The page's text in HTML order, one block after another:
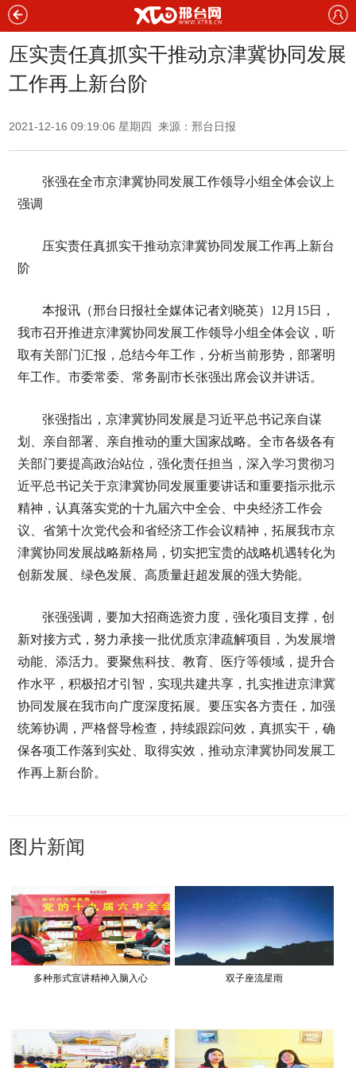
压实责任真抓实干推动京津冀协同发展
工作再上新台阶
2021-12-16 09:19:06 星期四 来源：邢台日报
张强在全市京津冀协同发展工作领导小组全体会议上
强调
压实责任真抓实干推动京津冀协同发展工作再上新台
阶
本报讯（邢台日报社全媒体记者刘晓英）12月15日，
我市召开推进京津冀协同发展工作领导小组全体会议，听
取有关部门汇报，总结今年工作，分析当前形势，部署明
年工作。市委常委、常务副市长张强出席会议并讲话。
张强指出，京津冀协同发展是习近平总书记亲自谋
划、亲自部署、亲自推动的重大国家战略。全市各级各有
关部门要提高政治站位，强化责任担当，深入学习贯彻习
近平总书记关于京津冀协同发展重要讲话和重要指示批示
精神，认真落实党的十九届六中全会、中央经济工作会
议、省第十次党代会和省经济工作会议精神，拓展我市京
津冀协同发展战略新格局，切实把宝贵的战略机遇转化为
创新发展、绿色发展、高质量赶超发展的强大势能。
张强强调，要加大招商选资力度，强化项目支撑，创
新对接方式，努力承接一批优质京津疏解项目，为发展增
动能、添活力。要聚焦科技、教育、医疗等领域，提升合
作水平，积极招才引智，实现共建共享，扎实推进京津冀
协同发展在我市向广度深度拓展。要压实各方责任，加强
统筹协调，严格督导检查，持续跟踪问效，真抓实干，确
保各项工作落到实处、取得实效，推动京津冀协同发展工
作再上新台阶。
图片新闻
多种形式宣讲精神入脑入心 双子座流星雨